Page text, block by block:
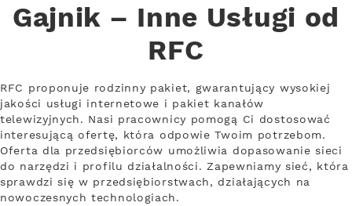
Gajnik – Inne Usługi od
RFC
RFC proponuje rodzinny pakiet, gwarantujący wysokiej
jakości usługi internetowe i pakiet kanałów
telewizyjnych. Nasi pracownicy pomogą Ci dostosować
interesującą ofertę, która odpowie Twoim potrzebom.
Oferta dla przedsiębiorców umożliwia dopasowanie sieci
do narzędzi i profilu działalności. Zapewniamy sieć, która
sprawdzi się w przedsiębiorstwach, działających na
nowoczesnych technologiach.